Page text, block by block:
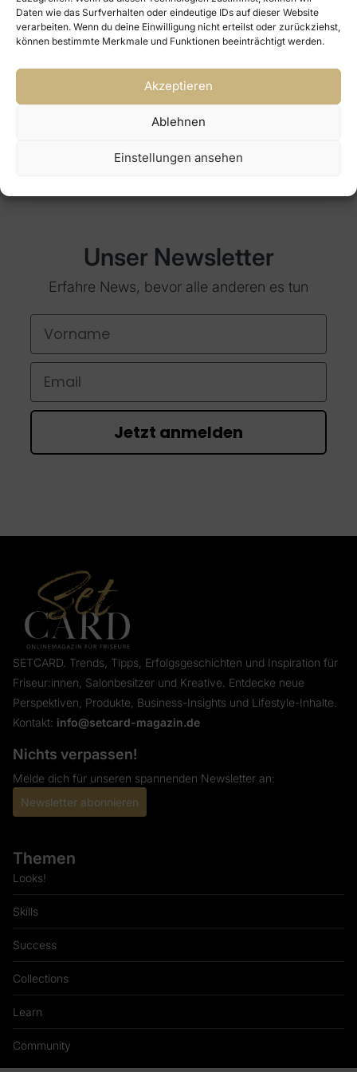
Daten wie das Surfverhalten oder eindeutige IDs auf dieser Website
verarbeiten. Wenn du deine Einwilligung nicht erteilst oder zurückziehst,
können bestimmte Merkmale und Funktionen beeinträchtigt werden.
Akzeptieren
Ablehnen
Einstellungen ansehen
Unser Newsletter
Erfahre News, bevor alle anderen es tun
Vorname
Email
Jetzt anmelden
SETCARD. Trends, Tipps, Erfolgsgeschichten und Inspiration für
Friseur:innen, Salonbesitzer und Kreative. Entdecke neue
Perspektiven, Produkte, Business-Insights und Lifestyle-Inhalte.
Kontakt: info@setcard-magazin.de
Nichts verpassen!
Melde dich für unseren spannenden Newsletter an:
Newsletter abonnieren
Themen
Looks!
Skills
Success
Collections
Learn
Community